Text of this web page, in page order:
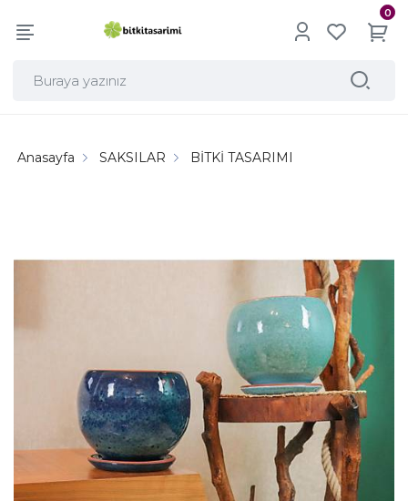
0
Anasayfa SAKSILAR BİTKİ TASARIMI